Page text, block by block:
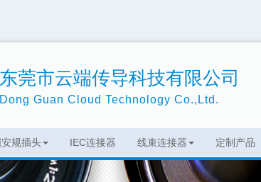
东莞市云端传导科技有限公司
Dong Guan Cloud Technology Co.,Ltd.
规插头 IEC连接器 线束连接器 定制产品